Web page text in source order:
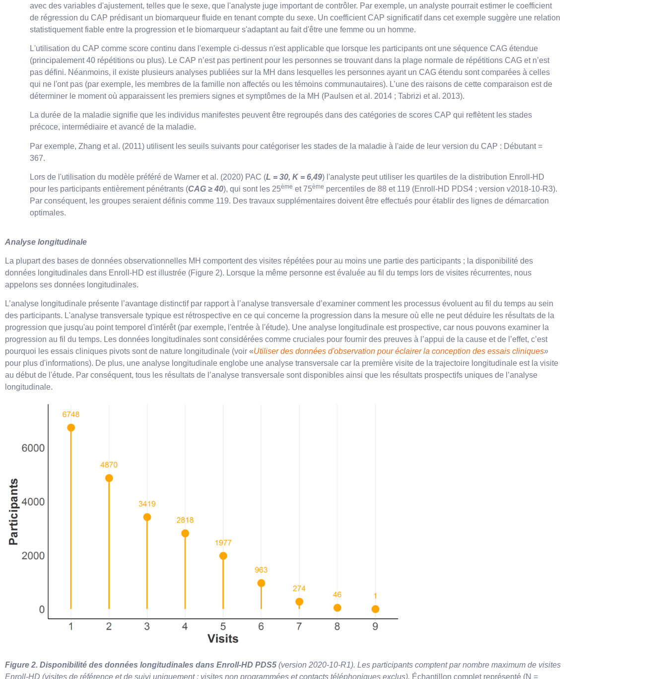
avec des variables d'ajustement, telles que le sexe, que l'analyste juge important de contrôler. Par exemple, un analyste pourrait estimer le coefficient
de régression du CAP prédisant un biomarqueur fluide en tenant compte du sexe. Un coefficient CAP significatif dans cet exemple suggère une relation
statistiquement fiable entre la progression et le biomarqueur s'adaptant au fait d'être une femme ou un homme.
L'utilisation du CAP comme score continu dans l'exemple ci-dessus n'est applicable que lorsque les participants ont une séquence CAG étendue
(principalement 40 répétitions ou plus). Le CAP n’est pas pertinent pour les personnes se trouvant dans la plage normale de répétitions CAG et n’est
pas défini. Néanmoins, il existe plusieurs analyses publiées sur la MH dans lesquelles les personnes ayant un CAG étendu sont comparées à celles
qui ne l'ont pas (par exemple, les membres de la famille non affectés ou les témoins communautaires). L’une des raisons de cette comparaison est de
déterminer le moment où apparaissent les premiers signes et symptômes de la MH (Paulsen et al. 2014 ; Tabrizi et al. 2013).
La durée de la maladie signifie que les individus manifestes peuvent être regroupés dans des catégories de scores CAP qui reflètent les stades
précoce, intermédiaire et avancé de la maladie.
Par exemple, Zhang et al. (2011) utilisent les seuils suivants pour catégoriser les stades de la maladie à l'aide de leur version du CAP : Débutant =
367.
Lors de l'utilisation du modèle préféré de Warner et al. (2020) PAC (L = 30, K = 6,49) l'analyste peut utiliser les quartiles de la distribution Enroll-HD
pour les participants entièrement pénétrants (CAG ≥ 40), qui sont les 25ème et 75ème percentiles de 88 et 119 (Enroll-HD PDS4 ; version v2018-10-R3).
Par conséquent, les groupes seraient définis comme 119. Des travaux supplémentaires doivent être effectués pour établir des lignes de démarcation
optimales.
Analyse longitudinale
La plupart des bases de données observationnelles MH comportent des visites répétées pour au moins une partie des participants ; la disponibilité des
données longitudinales dans Enroll-HD est illustrée (Figure 2). Lorsque la même personne est évaluée au fil du temps lors de visites récurrentes, nous
appelons ses données longitudinales.
L’analyse longitudinale présente l’avantage distinctif par rapport à l’analyse transversale d’examiner comment les processus évoluent au fil du temps au sein
des participants. L'analyse transversale typique est rétrospective en ce qui concerne la progression dans la mesure où elle ne peut déduire les résultats de la
progression que jusqu'au point temporel d'intérêt (par exemple, l'entrée à l'étude). Une analyse longitudinale est prospective, car nous pouvons examiner la
progression au fil du temps. Les données longitudinales sont considérées comme cruciales pour fournir des preuves à l’appui de la cause et de l’effet, c’est
pourquoi les essais cliniques pivots sont de nature longitudinale (voir «Utiliser des données d'observation pour éclairer la conception des essais cliniques»
pour plus d'informations). De plus, une analyse longitudinale englobe une analyse transversale car la première visite de la trajectoire longitudinale est la visite
au début de l'étude. Par conséquent, tous les résultats de l’analyse transversale sont disponibles ainsi que les résultats prospectifs uniques de l’analyse
longitudinale.
Figure 2. Disponibilité des données longitudinales dans Enroll-HD PDS5 (version 2020-10-R1). Les participants comptent par nombre maximum de visites
Enroll-HD (visites de référence et de suivi uniquement ; visites non programmées et contacts téléphoniques exclus). Échantillon complet représenté (N =